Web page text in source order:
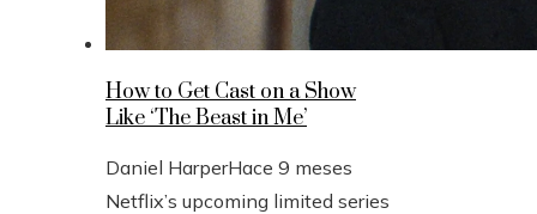
How to Get Cast on a Show
Like ‘The Beast in Me’
Daniel HarperHace 9 meses
Netflix’s upcoming limited series